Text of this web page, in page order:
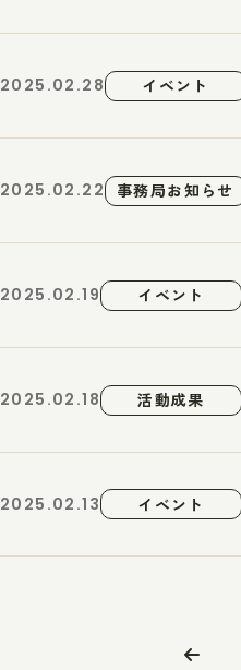
2025.02.28 イベント
2025.02.22 事務局お知らせ
2025.02.19 イベント
2025.02.18 活動成果
2025.02.13 イベント